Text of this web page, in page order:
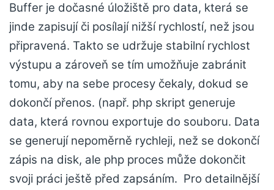
Buffer je dočasné úložiště pro data, která se
jinde zapisují či posílají nižší rychlostí, než jsou
připravená. Takto se udržuje stabilní rychlost
výstupu a zároveň se tím umožňuje zabránit
tomu, aby na sebe procesy čekaly, dokud se
dokončí přenos. (např. php skript generuje
data, která rovnou exportuje do souboru. Data
se generují nepoměrně rychleji, než se dokončí
zápis na disk, ale php proces může dokončit
svoji práci ještě před zapsáním. Pro detailnější